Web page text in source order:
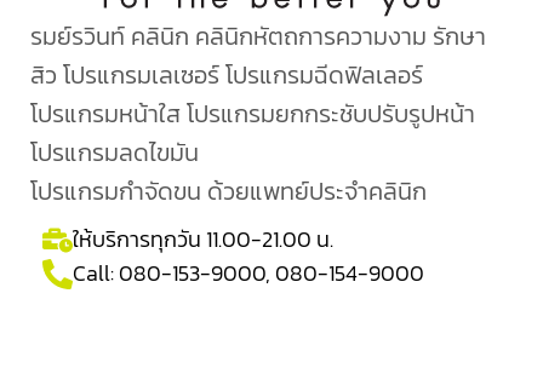
รมย์รวินท์ คลินิก คลินิกหัตถการความงาม รักษา
สิว โปรแกรมเลเซอร์ โปรแกรมฉีดฟิลเลอร์
โปรแกรมหน้าใส โปรแกรมยกกระชับปรับรูปหน้า
โปรแกรมลดไขมัน
โปรแกรมกำจัดขน ด้วยแพทย์ประจำคลินิก
ให้บริการทุกวัน 11.00-21.00 น.
Call:080-153-9000, 080-154-9000